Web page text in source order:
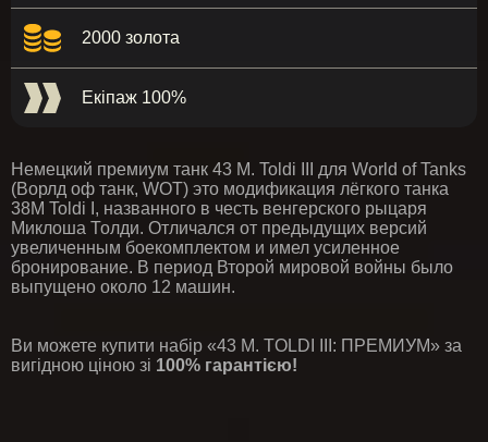
2000 золота
Екіпаж 100%
Немецкий премиум танк 43 M. Toldi III для World of Tanks
(Ворлд оф танк, WOT) это модификация лёгкого танка
38М Toldi I, названного в честь венгерского рыцаря
Миклоша Толди. Отличался от предыдущих версий
увеличенным боекомплектом и имел усиленное
бронирование. В период Второй мировой войны было
выпущено около 12 машин.
Ви можете купити набір «43 M. TOLDI III: ПРЕМИУМ» за
вигідною ціною зі 100% гарантією!